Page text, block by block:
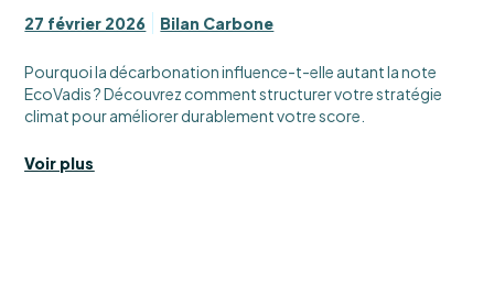
27 février 2026 Bilan Carbone
Pourquoi la décarbonation influence-t-elle autant la note
EcoVadis ? Découvrez comment structurer votre stratégie
climat pour améliorer durablement votre score.
Voir plus